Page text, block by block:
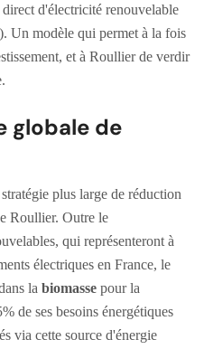
d'électricité renouvelable
Un modèle qui permet à la fois
et à Roullier de verdir
globale de
plus large de réduction
Roullier. Outre le
qui représenteront à
électriques en France, le
la biomasse pour la
de ses besoins énergétiques
via cette source d'énergie